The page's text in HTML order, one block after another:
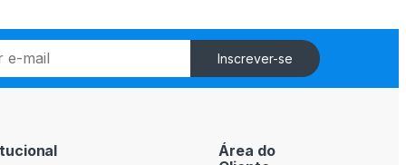
Inscrever-se
Área do